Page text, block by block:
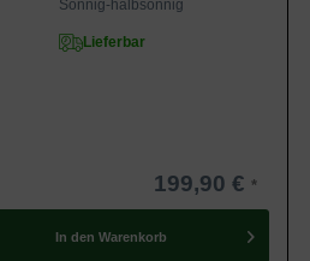
Sonnig-halbsonnig
Lieferbar
199,90 €
In den Warenkorb